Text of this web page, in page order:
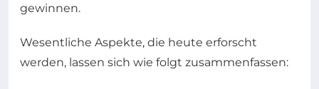
gewinnen.
Wesentliche Aspekte, die heute erforscht
werden, lassen sich wie folgt zusammenfassen: